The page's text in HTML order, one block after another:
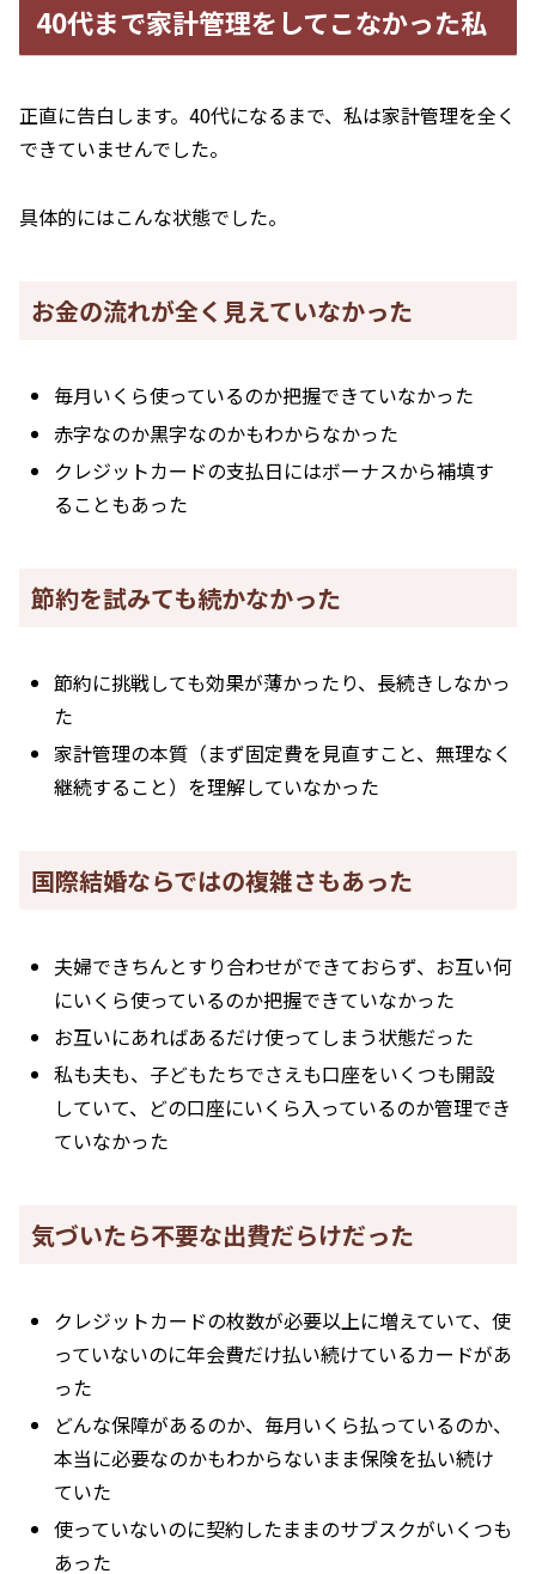
40代まで家計管理をしてこなかった私
正直に告白します。40代になるまで、私は家計管理を全く
できていませんでした。
具体的にはこんな状態でした。
お金の流れが全く見えていなかった
毎月いくら使っているのか把握できていなかった
赤字なのか黒字なのかもわからなかった
クレジットカードの支払日にはボーナスから補填す
ることもあった
節約を試みても続かなかった
節約に挑戦しても効果が薄かったり、長続きしなかっ
た
家計管理の本質（まず固定費を見直すこと、無理なく
継続すること）を理解していなかった
国際結婚ならではの複雑さもあった
夫婦できちんとすり合わせができておらず、お互い何
にいくら使っているのか把握できていなかった
お互いにあればあるだけ使ってしまう状態だった
私も夫も、子どもたちでさえも口座をいくつも開設
していて、どの口座にいくら入っているのか管理でき
ていなかった
気づいたら不要な出費だらけだった
クレジットカードの枚数が必要以上に増えていて、使
っていないのに年会費だけ払い続けているカードがあ
った
どんな保障があるのか、毎月いくら払っているのか、
本当に必要なのかもわからないまま保険を払い続け
ていた
使っていないのに契約したままのサブスクがいくつも
あった